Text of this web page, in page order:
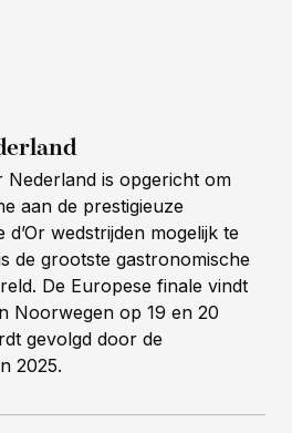
Nederland is opgericht om
aan de prestigieuze
wedstrijden mogelijk te
de grootste gastronomische
De Europese finale vindt
Noorwegen op 19 en 20
gevolgd door de
2025.